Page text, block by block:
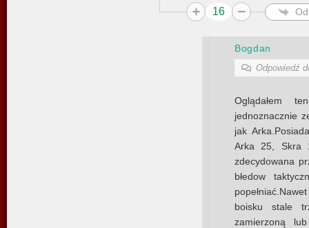
16
Bogdan
Odpowiedź
Oglądałem
jednoznacznie
jak
Arka 25, Skra
zdecydowana
błedow
boisku stale
zamierzoną